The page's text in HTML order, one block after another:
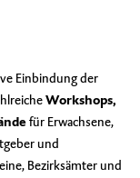
Einbindung der
Workshops,
für Erwachsene,
und
Bezirksämter und